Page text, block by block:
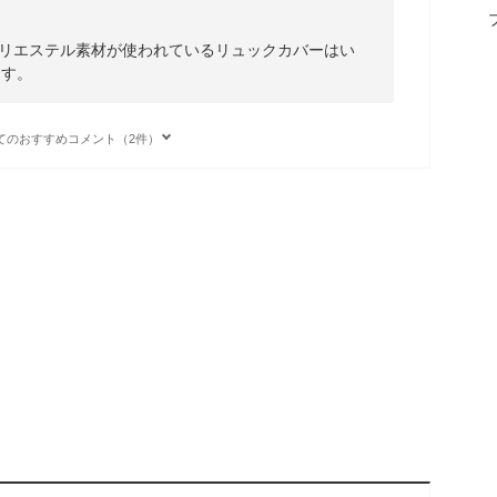
エステル素材が使われているリュックカバーはい
。
のおすすめコメント（2件）